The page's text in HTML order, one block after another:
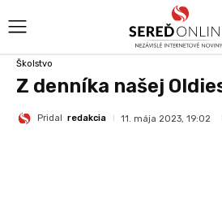
Školstvo
Z denníka našej
Pridal redakcia 11. mája 2023, 19:02